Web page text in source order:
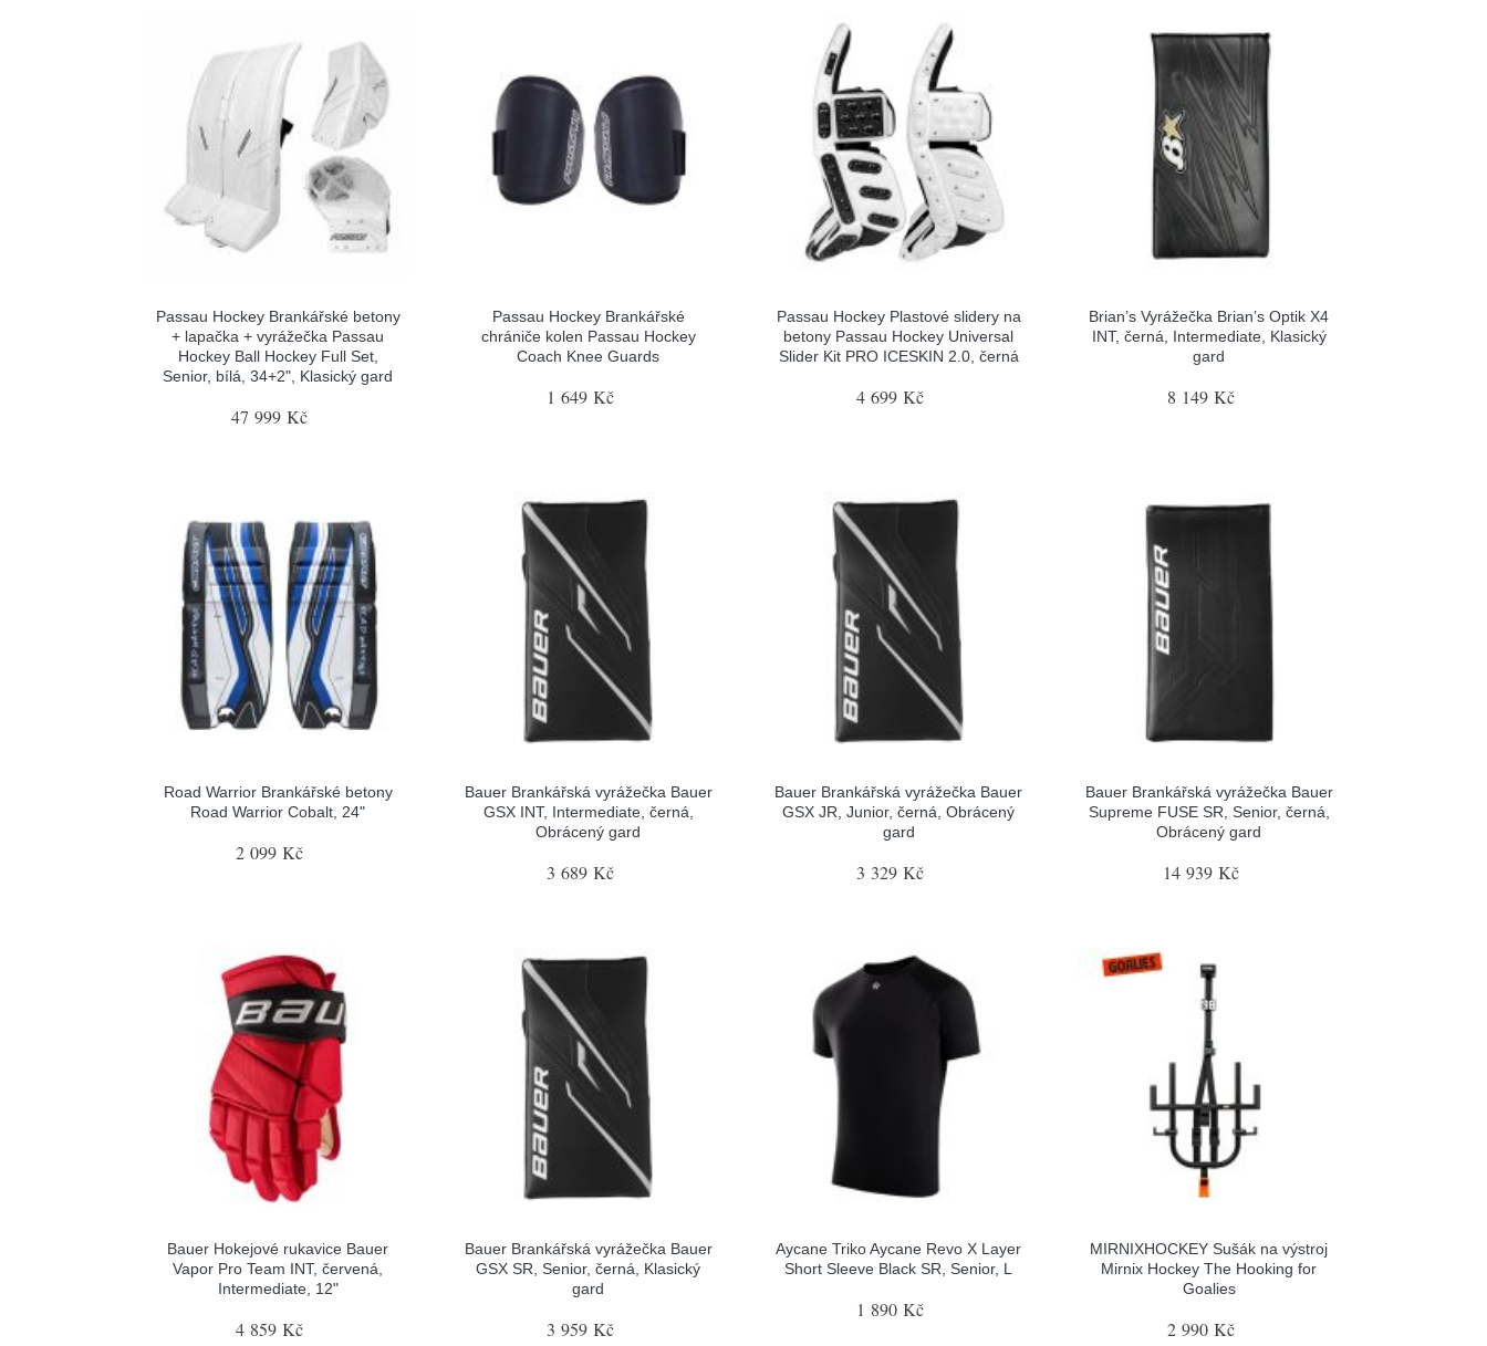
Passau Hockey Brankářské betony
+ lapačka + vyrážečka Passau
Hockey Ball Hockey Full Set,
Senior, bílá, 34+2", Klasický gard
47 999 Kč
Passau Hockey Brankářské
chrániče kolen Passau Hockey
Coach Knee Guards
1 649 Kč
Passau Hockey Plastové slidery na
betony Passau Hockey Universal
Slider Kit PRO ICESKIN 2.0, černá
4 699 Kč
Brian’s Vyrážečka Brian’s Optik X4
INT, černá, Intermediate, Klasický
gard
8 149 Kč
Road Warrior Brankářské betony
Road Warrior Cobalt, 24"
2 099 Kč
Bauer Brankářská vyrážečka Bauer
GSX INT, Intermediate, černá,
Obrácený gard
3 689 Kč
Bauer Brankářská vyrážečka Bauer
GSX JR, Junior, černá, Obrácený
gard
3 329 Kč
Bauer Brankářská vyrážečka Bauer
Supreme FUSE SR, Senior, černá,
Obrácený gard
14 939 Kč
Bauer Hokejové rukavice Bauer
Vapor Pro Team INT, červená,
Intermediate, 12"
4 859 Kč
Bauer Brankářská vyrážečka Bauer
GSX SR, Senior, černá, Klasický
gard
3 959 Kč
Aycane Triko Aycane Revo X Layer
Short Sleeve Black SR, Senior, L
1 890 Kč
MIRNIXHOCKEY Sušák na výstroj
Mirnix Hockey The Hooking for
Goalies
2 990 Kč